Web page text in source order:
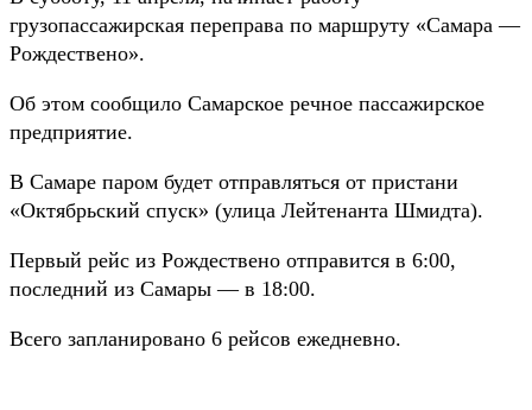
грузопассажирская переправа по маршруту «Самара —
Рождествено».
Об этом сообщило Самарское речное пассажирское
предприятие.
В Самаре паром будет отправляться от пристани
«Октябрьский спуск» (улица Лейтенанта Шмидта).
Первый рейс из Рождествено отправится в 6:00,
последний из Самары — в 18:00.
Всего запланировано 6 рейсов ежедневно.